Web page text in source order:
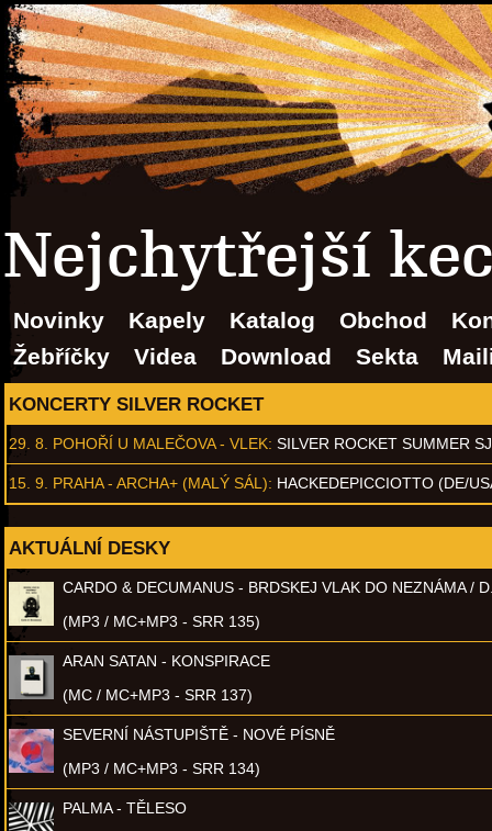
Nejchytřejší
Novinky Kapely Katalog Obchod
Žebříčky
Videa Download Sekta
KONCERTY SILVER ROCKET
29. 8. POHOŘÍ U MALEČOVA - VLEK: SILVER ROCKET SUMMER
15. 9. PRAHA - ARCHA+ (MALÝ SÁL): HACKEDEPICCIOTTO (DE/
AKTUÁLNÍ DESKY
CARDO & DECUMANUS - BRDSKEJ VLAK DO NEZNÁMA /
(MP3 / MC+MP3 - SRR 135)
ARAN SATAN - KONSPIRACE
(MC / MC+MP3 - SRR 137)
SEVERNÍ NÁSTUPIŠTĚ - NOVÉ PÍSNĚ
(MP3 / MC+MP3 - SRR 134)
PALMA - TĚLESO